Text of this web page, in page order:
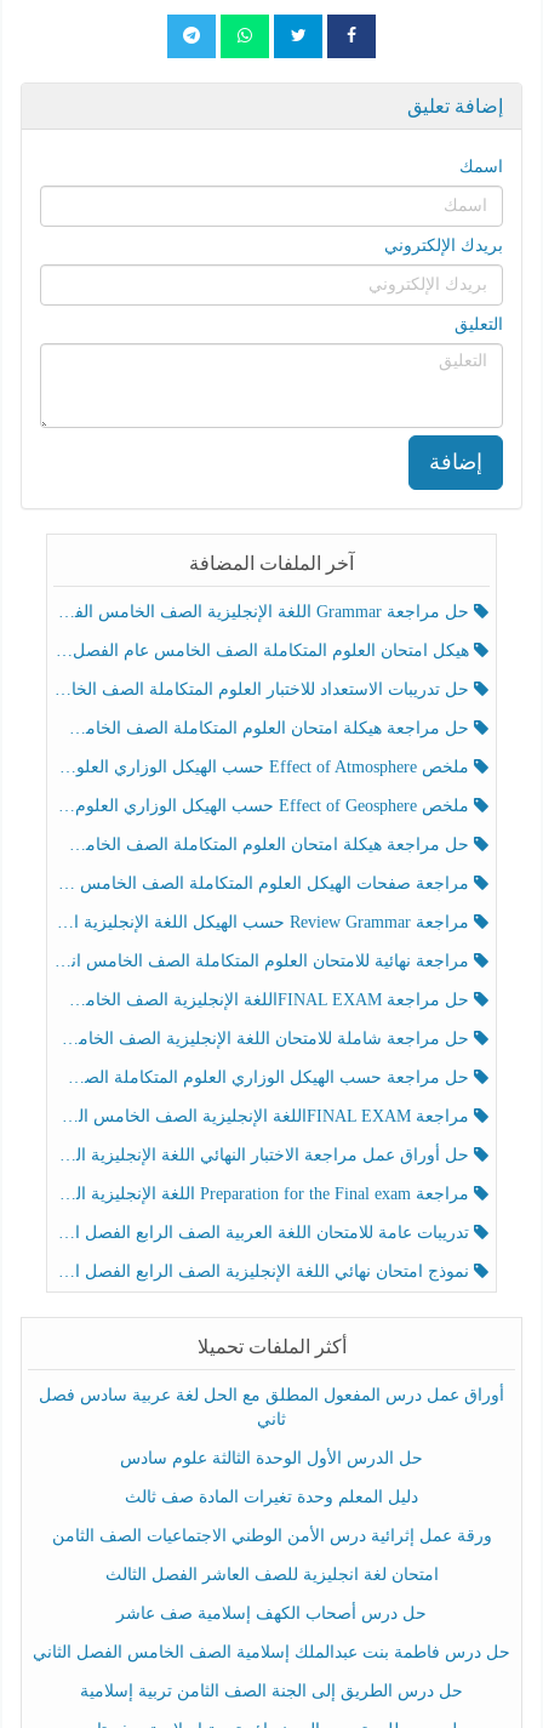
إضافة تعليق
اسمك
بريدك الإلكتروني
التعليق
إضافة
آخر الملفات المضافة
حل مراجعة Grammar اللغة الإنجليزية الصف الخامس الفصل الثالث
هيكل امتحان العلوم المتكاملة الصف الخامس عام الفصل الدراسي الثالث 2025-2026
حل تدريبات الاستعداد للاختبار العلوم المتكاملة الصف الخامس عام الفصل الثالث
حل مراجعة هيكلة امتحان العلوم المتكاملة الصف الخامس انسبير الفصل الثالث
ملخص Effect of Atmosphere حسب الهيكل الوزاري العلوم المتكاملة الصف الخامس انسبير الفصل الثالث
ملخص Effect of Geosphere حسب الهيكل الوزاري العلوم المتكاملة الصف الخامس انسبير الفصل الثالث
حل مراجعة هيكلة امتحان العلوم المتكاملة الصف الخامس عام الفصل الثالث
مراجعة صفحات الهيكل العلوم المتكاملة الصف الخامس انسبير الفصل الثالث
مراجعة Review Grammar حسب الهيكل اللغة الإنجليزية الصف الخامس الفصل الثالث
مراجعة نهائية للامتحان العلوم المتكاملة الصف الخامس انسبير الفصل الثالث
حل مراجعة FINAL EXAMاللغة الإنجليزية الصف الخامس الفصل الثالث
حل مراجعة شاملة للامتحان اللغة الإنجليزية الصف الخامس الفصل الثالث
حل مراجعة حسب الهيكل الوزاري العلوم المتكاملة الصف الخامس عام الفصل الثالث
مراجعة FINAL EXAMاللغة الإنجليزية الصف الخامس الفصل الثالث
حل أوراق عمل مراجعة الاختبار النهائي اللغة الإنجليزية الصف الرابع الفصل الثالث
مراجعة Preparation for the Final exam اللغة الإنجليزية الصف الرابع الفصل الثالث
تدريبات عامة للامتحان اللغة العربية الصف الرابع الفصل الثالث
نموذج امتحان نهائي اللغة الإنجليزية الصف الرابع الفصل الثالث
أكثر الملفات تحميلا
أوراق عمل درس المفعول المطلق مع الحل لغة عربية سادس فصل
ثاني
حل الدرس الأول الوحدة الثالثة علوم سادس
دليل المعلم وحدة تغيرات المادة صف ثالث
ورقة عمل إثرائية درس الأمن الوطني الاجتماعيات الصف الثامن
امتحان لغة انجليزية للصف العاشر الفصل الثالث
حل درس أصحاب الكهف إسلامية صف عاشر
حل درس فاطمة بنت عبدالملك إسلامية الصف الخامس الفصل الثاني
حل درس الطريق إلى الجنة الصف الثامن تربية إسلامية